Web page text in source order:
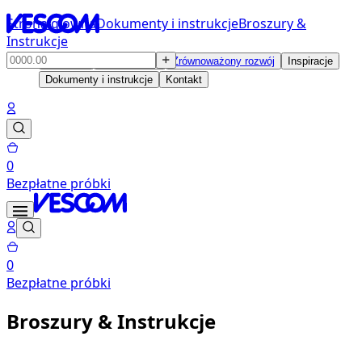
Strona głownaDokumenty i instrukcjeBroszury &
Instrukcje
Produkty Zrównoważony rozwój
Inspiracje
Dokumenty i instrukcje
Kontakt
0
Bezpłatne próbki
0
Bezpłatne próbki
Broszury & Instrukcje